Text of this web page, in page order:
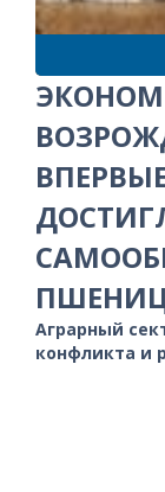
Аграрный
конфликта и